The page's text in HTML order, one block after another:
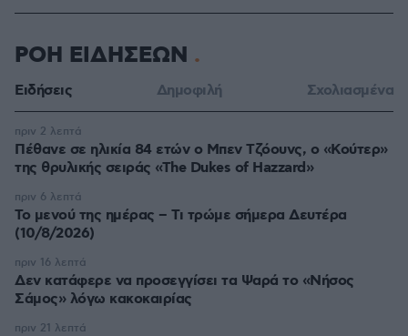
ΡΟΗ ΕΙΔΗΣΕΩΝ
Ειδήσεις Δημοφιλή Σχολιασμένα
Πέθανε σε ηλικία 84 ετών ο Μπεν Τζόουνς, ο «Κούτερ»
της θρυλικής σειράς «The Dukes of Hazzard»
πριν 2 λεπτά
Το μενού της ημέρας – Τι τρώμε σήμερα Δευτέρα
(10/8/2026)
πριν 6 λεπτά
Δεν κατάφερε να προσεγγίσει τα Ψαρά το «Νήσος
Σάμος» λόγω κακοκαιρίας
πριν 16 λεπτά
πριν 21 λεπτά